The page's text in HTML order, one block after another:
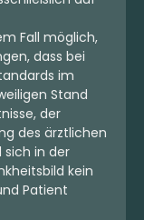
Fall möglich,
dass bei
im
Stand
der
des ärztlichen
sich in der
kein
Patient